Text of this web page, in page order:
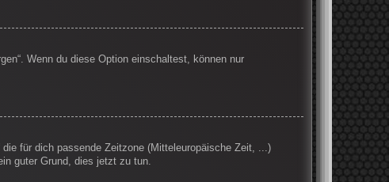
Wenn du diese Option einschaltest, können nur
für dich passende Zeitzone (Mitteleuropäische Zeit, ...)
guter Grund, dies jetzt zu tun.